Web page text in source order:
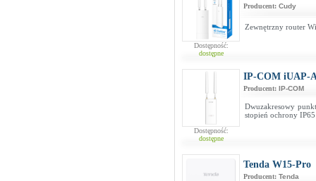
Dostępność:
dostępne
Producent: Cudy
Zewnętrzny router
Dostępność:
dostępne
IP-COM iUAP-
Producent: IP-COM
Dwuzakresowy
stopień ochrony IP65
Tenda W15-Pro
Producent: Tenda